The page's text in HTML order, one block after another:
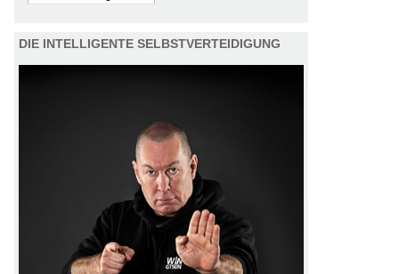
DIE INTELLIGENTE SELBSTVERTEIDIGUNG